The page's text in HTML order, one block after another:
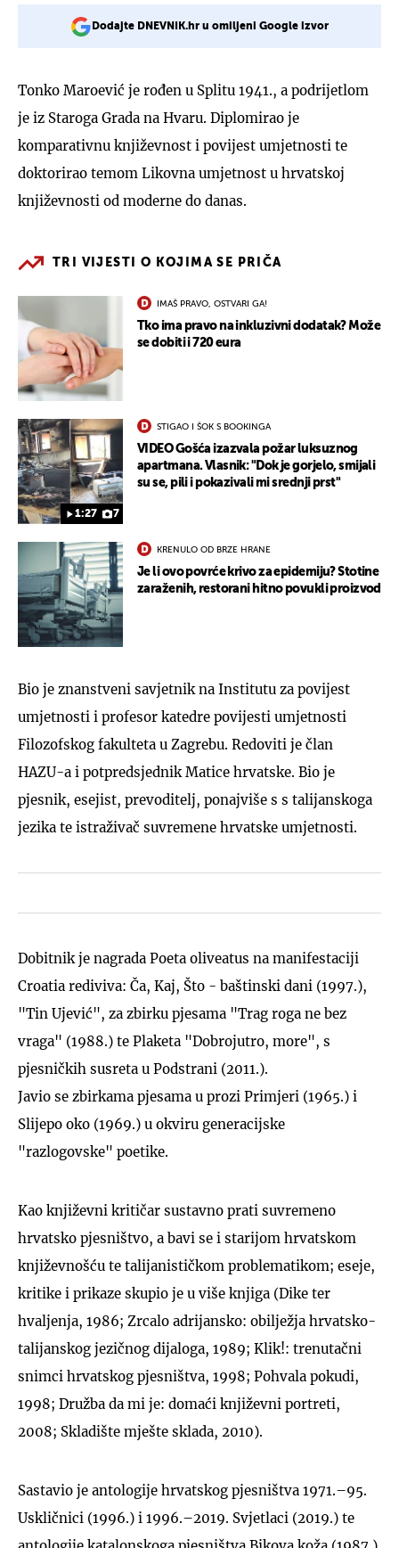
Dodajte DNEVNIK.hr u omiljeni Google izvor
Tonko Maroević je rođen u Splitu 1941., a podrijetlom
je iz Staroga Grada na Hvaru. Diplomirao je
komparativnu književnost i povijest umjetnosti te
doktorirao temom Likovna umjetnost u hrvatskoj
književnosti od moderne do danas.
TRI VIJESTI O KOJIMA SE PRIČA
IMAŠ PRAVO, OSTVARI GA!
Tko ima pravo na inkluzivni dodatak? Može
se dobiti i 720 eura
1:27 7
STIGAO I ŠOK S BOOKINGA
VIDEO Gošća izazvala požar luksuznog
apartmana. Vlasnik: "Dok je gorjelo, smijali
su se, pili i pokazivali mi srednji prst"
KRENULO OD BRZE HRANE
Je li ovo povrće krivo za epidemiju? Stotine
zaraženih, restorani hitno povukli proizvod
Bio je znanstveni savjetnik na Institutu za povijest
umjetnosti i profesor katedre povijesti umjetnosti
Filozofskog fakulteta u Zagrebu. Redoviti je član
HAZU-a i potpredsjednik Matice hrvatske. Bio je
pjesnik, esejist, prevoditelj, ponajviše s s talijanskoga
jezika te istraživač suvremene hrvatske umjetnosti.
Dobitnik je nagrada Poeta oliveatus na manifestaciji
Croatia rediviva: Ča, Kaj, Što - baštinski dani (1997.),
"Tin Ujević", za zbirku pjesama "Trag roga ne bez
vraga" (1988.) te Plaketa "Dobrojutro, more", s
pjesničkih susreta u Podstrani (2011.).
Javio se zbirkama pjesama u prozi Primjeri (1965.) i
Slijepo oko (1969.) u okviru generacijske
"razlogovske" poetike.
Kao književni kritičar sustavno prati suvremeno
hrvatsko pjesništvo, a bavi se i starijom hrvatskom
književnošću te talijanističkom problematikom; eseje,
kritike i prikaze skupio je u više knjiga (Dike ter
hvaljenja, 1986; Zrcalo adrijansko: obilježja hrvatsko-
talijanskog jezičnog dijaloga, 1989; Klik!: trenutačni
snimci hrvatskog pjesništva, 1998; Pohvala pokudi,
1998; Družba da mi je: domaći književni portreti,
2008; Skladište mješte sklada, 2010).
Sastavio je antologije hrvatskog pjesništva 1971.–95.
Uskličnici (1996.) i 1996.–2019. Svjetlaci (2019.) te